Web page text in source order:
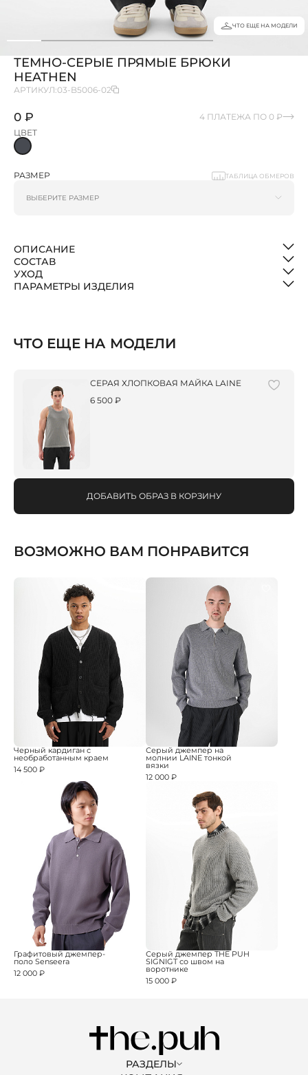
ЧТО ЕЩЕ НА МОДЕЛИ
ТЕМНО-СЕРЫЕ ПРЯМЫЕ БРЮКИ
HEATHEN
АРТИКУЛ:03-B5006-02
0 ₽
4 ПЛАТЕЖА ПО 0 ₽
ЦВЕТ
РАЗМЕР ТАБЛИЦА ОБМЕРОВ
ОПИСАНИЕ
СОСТАВ
УХОД
ПАРАМЕТРЫ ИЗДЕЛИЯ
ЧТО ЕЩЕ НА МОДЕЛИ
СЕРАЯ ХЛОПКОВАЯ МАЙКА LAINE
6 500 ₽
ДОБАВИТЬ ОБРАЗ В КОРЗИНУ
ВОЗМОЖНО ВАМ ПОНРАВИТСЯ
Черный кардиган с
необработанным краем
14 500 ₽
Серый джемпер на
молнии LAINE тонкой
вязки
12 000 ₽
Графитовый джемпер-
поло Senseera
12 000 ₽
Серый джемпер THE PUH
SIGNIGT со швом на
воротнике
15 000 ₽
РАЗДЕЛЫ